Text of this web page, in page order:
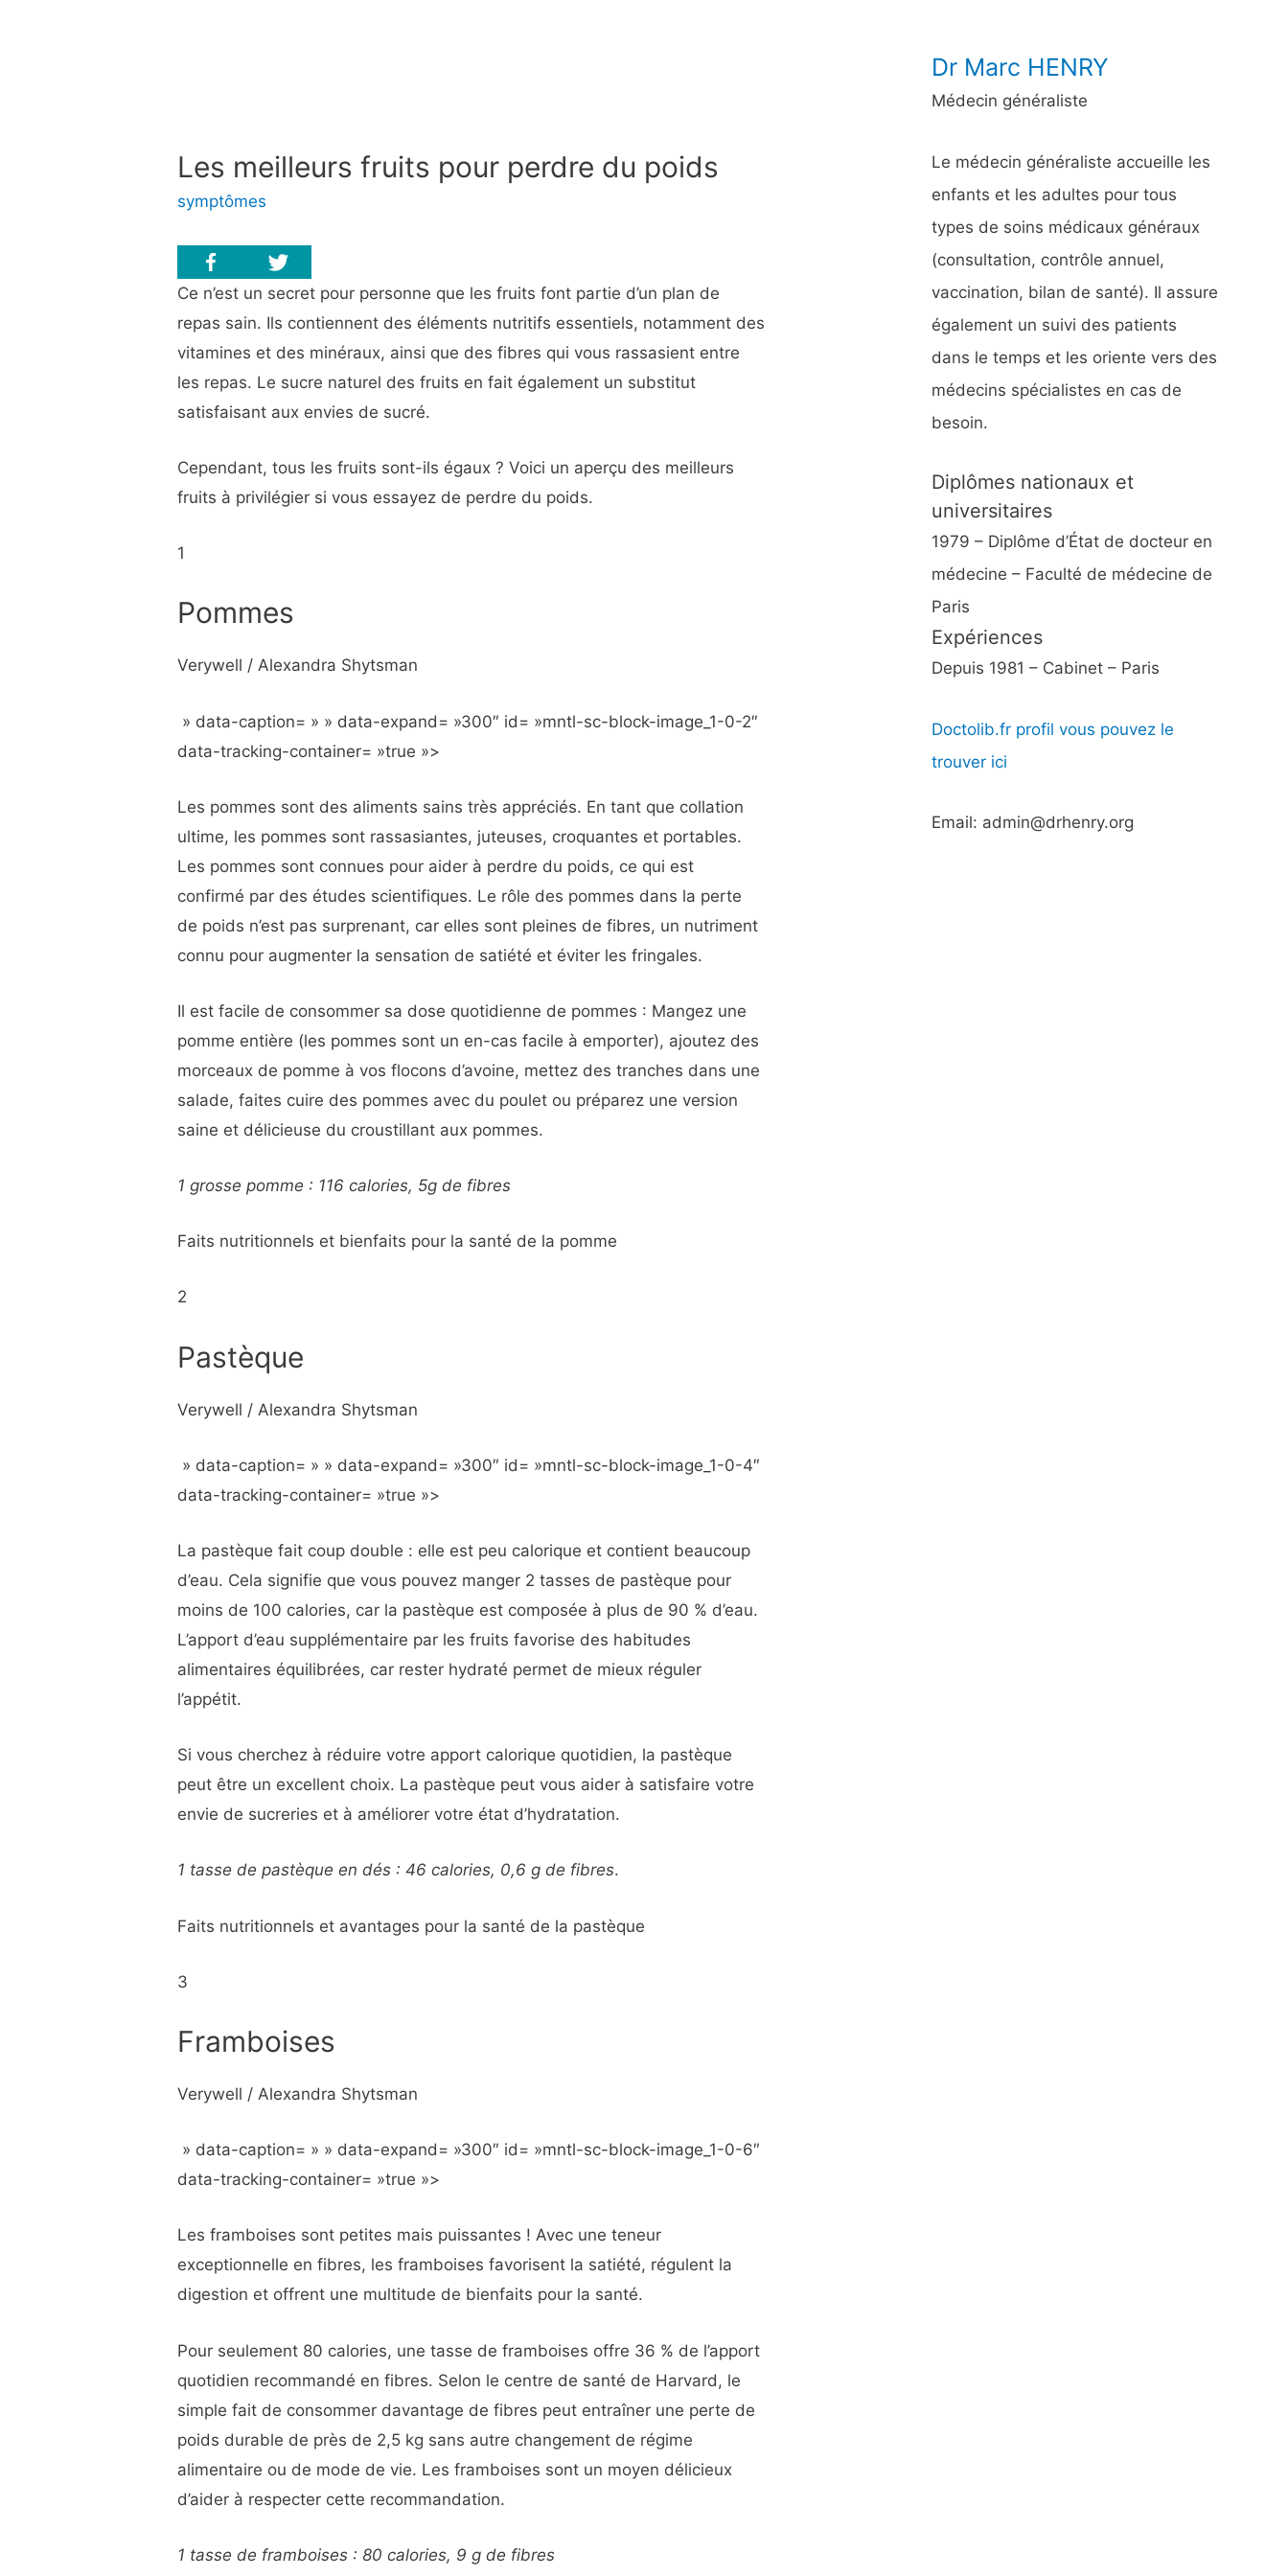
Les meilleurs fruits pour perdre du poids
symptômes
Ce n’est un secret pour personne que les fruits font partie d’un plan de
repas sain. Ils contiennent des éléments nutritifs essentiels, notamment des
vitamines et des minéraux, ainsi que des fibres qui vous rassasient entre
les repas. Le sucre naturel des fruits en fait également un substitut
satisfaisant aux envies de sucré.
Cependant, tous les fruits sont-ils égaux ? Voici un aperçu des meilleurs
fruits à privilégier si vous essayez de perdre du poids.
1
Pommes
Verywell / Alexandra Shytsman
» data-caption= » » data-expand= »300″ id= »mntl-sc-block-image_1-0-2″
data-tracking-container= »true »>
Les pommes sont des aliments sains très appréciés. En tant que collation
ultime, les pommes sont rassasiantes, juteuses, croquantes et portables.
Les pommes sont connues pour aider à perdre du poids, ce qui est
confirmé par des études scientifiques. Le rôle des pommes dans la perte
de poids n’est pas surprenant, car elles sont pleines de fibres, un nutriment
connu pour augmenter la sensation de satiété et éviter les fringales.
Il est facile de consommer sa dose quotidienne de pommes : Mangez une
pomme entière (les pommes sont un en-cas facile à emporter), ajoutez des
morceaux de pomme à vos flocons d’avoine, mettez des tranches dans une
salade, faites cuire des pommes avec du poulet ou préparez une version
saine et délicieuse du croustillant aux pommes.
1 grosse pomme : 116 calories, 5g de fibres
Faits nutritionnels et bienfaits pour la santé de la pomme
2
Pastèque
Verywell / Alexandra Shytsman
» data-caption= » » data-expand= »300″ id= »mntl-sc-block-image_1-0-4″
data-tracking-container= »true »>
La pastèque fait coup double : elle est peu calorique et contient beaucoup
d’eau. Cela signifie que vous pouvez manger 2 tasses de pastèque pour
moins de 100 calories, car la pastèque est composée à plus de 90 % d’eau.
L’apport d’eau supplémentaire par les fruits favorise des habitudes
alimentaires équilibrées, car rester hydraté permet de mieux réguler
l’appétit.
Si vous cherchez à réduire votre apport calorique quotidien, la pastèque
peut être un excellent choix. La pastèque peut vous aider à satisfaire votre
envie de sucreries et à améliorer votre état d’hydratation.
1 tasse de pastèque en dés : 46 calories, 0,6 g de fibres.
Faits nutritionnels et avantages pour la santé de la pastèque
3
Framboises
Verywell / Alexandra Shytsman
» data-caption= » » data-expand= »300″ id= »mntl-sc-block-image_1-0-6″
data-tracking-container= »true »>
Les framboises sont petites mais puissantes ! Avec une teneur
exceptionnelle en fibres, les framboises favorisent la satiété, régulent la
digestion et offrent une multitude de bienfaits pour la santé.
Pour seulement 80 calories, une tasse de framboises offre 36 % de l’apport
quotidien recommandé en fibres. Selon le centre de santé de Harvard, le
simple fait de consommer davantage de fibres peut entraîner une perte de
poids durable de près de 2,5 kg sans autre changement de régime
alimentaire ou de mode de vie. Les framboises sont un moyen délicieux
d’aider à respecter cette recommandation.
1 tasse de framboises : 80 calories, 9 g de fibres
Dr Marc HENRY
Médecin généraliste
Le médecin généraliste accueille les
enfants et les adultes pour tous
types de soins médicaux généraux
(consultation, contrôle annuel,
vaccination, bilan de santé). Il assure
également un suivi des patients
dans le temps et les oriente vers des
médecins spécialistes en cas de
besoin.
Diplômes nationaux et
universitaires
1979 – Diplôme d’État de docteur en
médecine – Faculté de médecine de
Paris
Expériences
Depuis 1981 – Cabinet – Paris
Doctolib.fr profil vous pouvez le
trouver ici
Email: admin@drhenry.org